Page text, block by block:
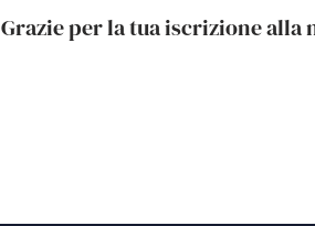
Grazie per la tua iscrizione